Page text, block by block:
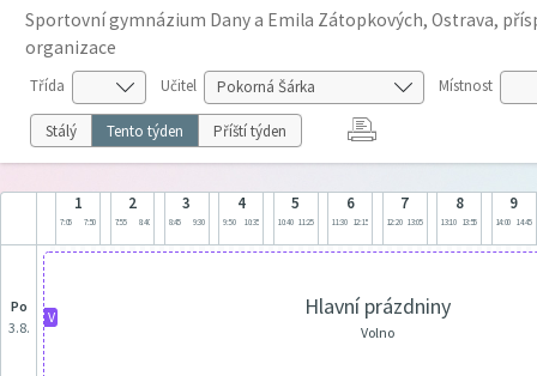
Sportovní gymnázium Dany a Emila Zátopkových, Ostrava,
organizace
Třída Učitel Místnost
Stálý Tento týden Příští týden
1
7:05 7:50
2
7:55 8:40
3
8:45 9:30
4
9:50 10:35
5
10:40 11:25
6
11:30 12:15
7
12:20 13:05
8
13:10 13:55
9
14:00 14:45
po
3.8.
V Hlavní prázdniny
Volno